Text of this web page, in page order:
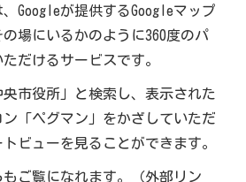
Googleが提供するGoogleマップ
場にいるかのように360度のパ
だけるサービスです。
市役所」と検索し、表示された
「ペグマン」をかざしていただ
ビューを見ることができます。
ご覧になれます。（外部リン